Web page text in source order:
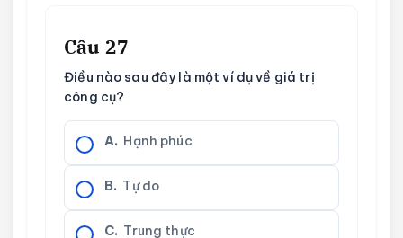
Câu 27
Điều nào sau đây là một ví dụ về giá trị
công cụ?
A. Hạnh phúc
B. Tự do
C. Trung thực